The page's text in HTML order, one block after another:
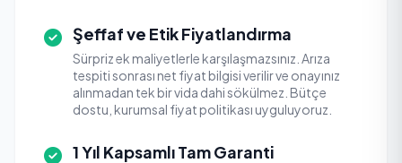
Şeffaf ve Etik Fiyatlandırma
Sürpriz ek maliyetlerle karşılaşmazsınız. Arıza
tespiti sonrası net fiyat bilgisi verilir ve onayınız
alınmadan tek bir vida dahi sökülmez. Bütçe
dostu, kurumsal fiyat politikası uyguluyoruz.
1 Yıl Kapsamlı Tam Garanti